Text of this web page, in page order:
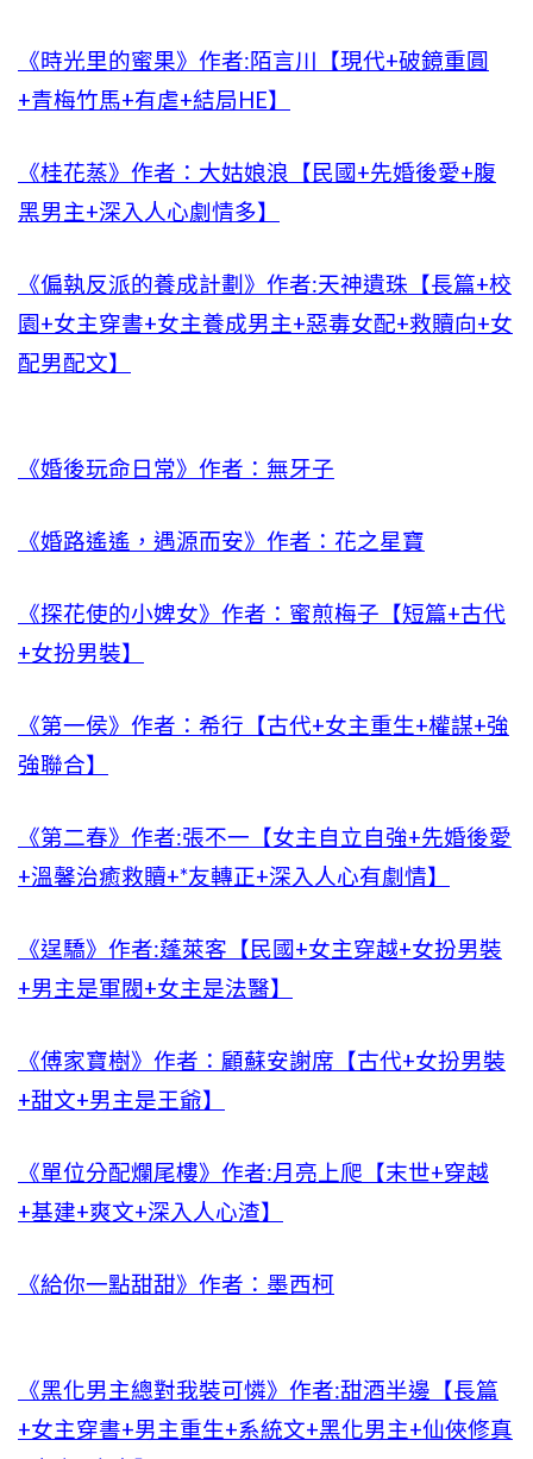
《時光里的蜜果》作者:陌言川【現代+破鏡重圓
+青梅竹馬+有虐+結局HE】
《桂花蒸》作者：大姑娘浪【民國+先婚後愛+腹
黑男主+深入人心劇情多】
《偏執反派的養成計劃》作者:天神遺珠【長篇+校
園+女主穿書+女主養成男主+惡毒女配+救贖向+女
配男配文】
《婚後玩命日常》作者：無牙子
《婚路遙遙，遇源而安》作者：花之星寶
《探花使的小婢女》作者：蜜煎梅子【短篇+古代
+女扮男裝】
《第一侯》作者：希行【古代+女主重生+權謀+強
強聯合】
《第二春》作者:張不一【女主自立自強+先婚後愛
+溫馨治癒救贖+*友轉正+深入人心有劇情】
《逞驕》作者:蓬萊客【民國+女主穿越+女扮男裝
+男主是軍閥+女主是法醫】
《傅家寶樹》作者：顧蘇安謝席【古代+女扮男裝
+甜文+男主是王爺】
《單位分配爛尾樓》作者:月亮上爬【末世+穿越
+基建+爽文+深入人心渣】
《給你一點甜甜》作者：墨西柯
《黑化男主總對我裝可憐》作者:甜酒半邊【長篇
+女主穿書+男主重生+系統文+黑化男主+仙俠修真